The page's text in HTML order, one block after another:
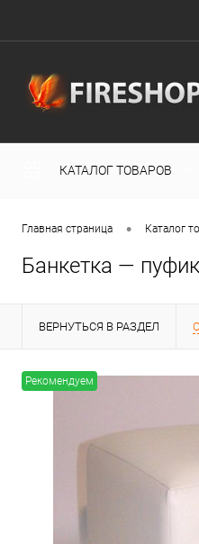
КАТАЛОГ ТОВАРОВ
Главная страница • Каталог
Банкетка —
ВЕРНУТЬСЯ В РАЗДЕЛ
Рекомендуем